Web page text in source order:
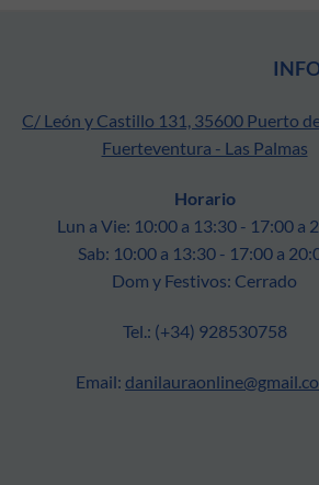
C/ León y Castillo 131, 35600 Puerto
Fuerteventura - Las Palmas
Horario
Lun a Vie: 10:00 a 13:30 - 17:00 a
Sab: 10:00 a 13:30 - 17:00 a
Dom y Festivos: Cerrado
Tel.: (+34) 928530758
Email: